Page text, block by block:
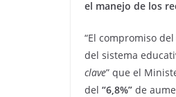
el manejo de los
“El compromiso
del sistema
clave” que el
del “6,8%” de